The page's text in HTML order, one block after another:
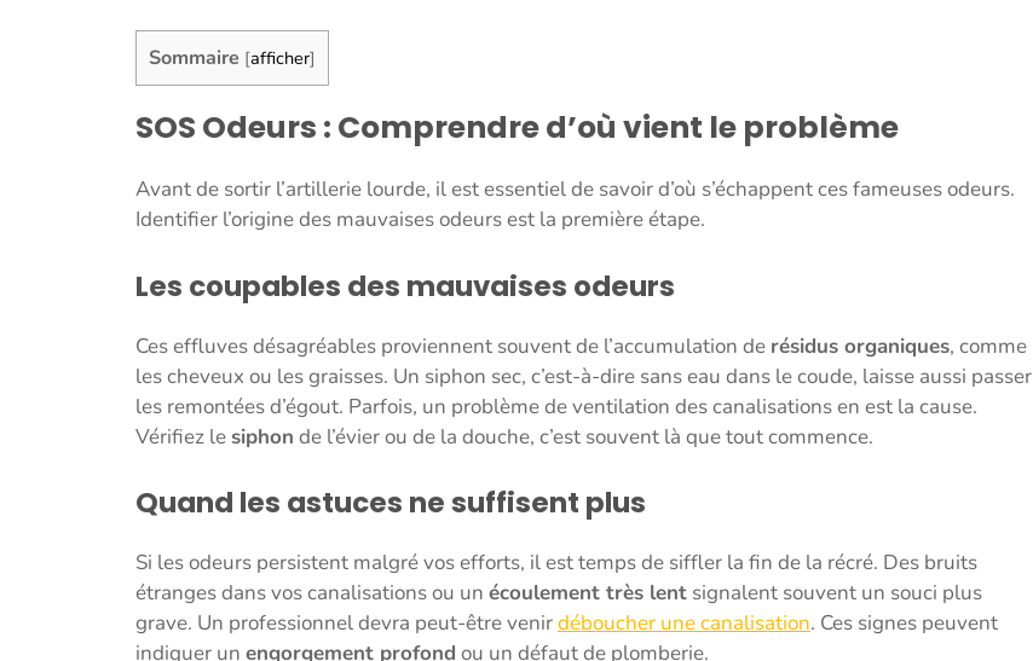
Sommaire [afficher]
SOS Odeurs : Comprendre d’où vient le problème
Avant de sortir l’artillerie lourde, il est essentiel de savoir d’où s’échappent ces fameuses odeurs.
Identifier l’origine des mauvaises odeurs est la première étape.
Les coupables des mauvaises odeurs
Ces effluves désagréables proviennent souvent de l’accumulation de résidus organiques, comme
les cheveux ou les graisses. Un siphon sec, c’est-à-dire sans eau dans le coude, laisse aussi passer
les remontées d’égout. Parfois, un problème de ventilation des canalisations en est la cause.
Vérifiez lesiphon de l’évier ou de la douche, c’est souvent là que tout commence.
Quand les astuces ne suffisent plus
Si les odeurs persistent malgré vos efforts, il est temps de siffler la fin de la récré. Des bruits
étranges dans vos canalisations ou un écoulement très lent signalent souvent un souci plus
grave. Un professionnel devra peut-être venirdéboucher une canalisation. Ces signes peuvent
indiquer un engorgement profond ou un défaut de plomberie.